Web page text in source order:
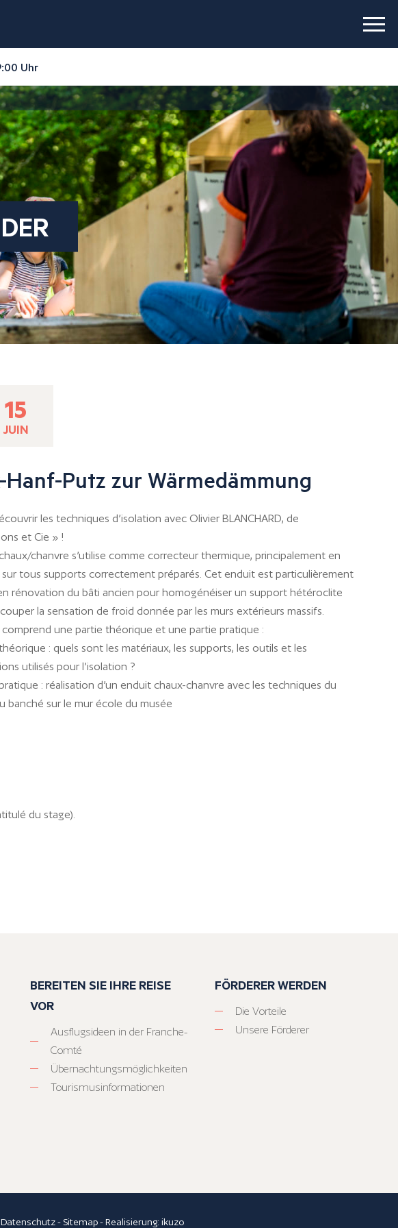
Uhr
15
JUIN
Hanf-Putz zur Wärmedämmung
les techniques d’isolation avec Olivier BLANCHARD, de
et Cie » !
chanvre s’utilise comme correcteur thermique, principalement en
sur tous supports correctement préparés. Cet enduit est particulièrement
rénovation du bâti ancien pour homogénéiser un support hétéroclite
la sensation de froid donnée par les murs extérieurs massifs.
comprend une partie théorique et une partie pratique :
: quels sont les matériaux, les supports, les outils et les
utilisés pour l’isolation ?
: réalisation d’un enduit chaux-chanvre avec les techniques du
banché sur le mur école du musée
du stage).
BEREITEN SIE IHRE REISE
VOR
Ausflugsideen in der Franche-
Comté
Übernachtungsmöglichkeiten
Tourismusinformationen
FÖRDERER WERDEN
Die Vorteile
Unsere Förderer
Datenschutz- Sitemap- Realisierung:ikuzo